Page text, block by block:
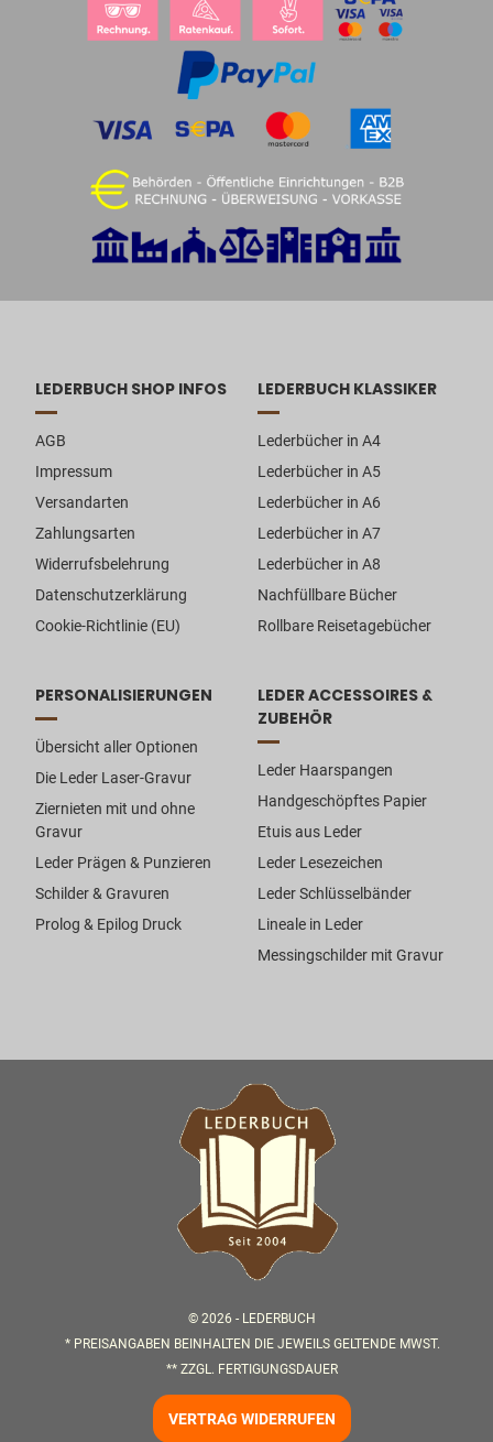
LEDERBUCH SHOP INFOS
AGB
Impressum
Versandarten
Zahlungsarten
Widerrufsbelehrung
Datenschutzerklärung
Cookie-Richtlinie (EU)
LEDERBUCH KLASSIKER
Lederbücher in A4
Lederbücher in A5
Lederbücher in A6
Lederbücher in A7
Lederbücher in A8
Nachfüllbare Bücher
Rollbare Reisetagebücher
PERSONALISIERUNGEN
Übersicht aller Optionen
Die Leder Laser-Gravur
Ziernieten mit und ohne
Gravur
Leder Prägen & Punzieren
Schilder & Gravuren
Prolog & Epilog Druck
LEDER ACCESSOIRES &
ZUBEHÖR
Leder Haarspangen
Handgeschöpftes Papier
Etuis aus Leder
Leder Lesezeichen
Leder Schlüsselbänder
Lineale in Leder
Messingschilder mit Gravur
© 2026 - LEDERBUCH
* PREISANGABEN BEINHALTEN DIE JEWEILS GELTENDE MWST.
** ZZGL. FERTIGUNGSDAUER
VERTRAG WIDERRUFEN